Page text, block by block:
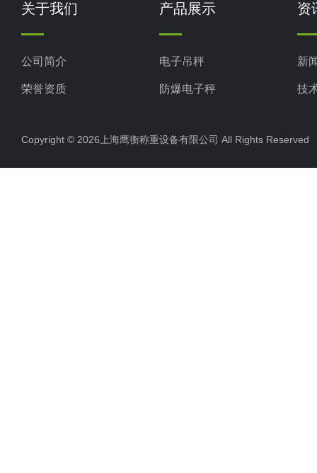
关于我们
公司简介
荣誉资质
产品展示
电子吊秤
防爆电子秤
电子汽车衡
电子天平
资
新
技
Copyright © 2026上海鹰衡称重设备有限公司 All Rights